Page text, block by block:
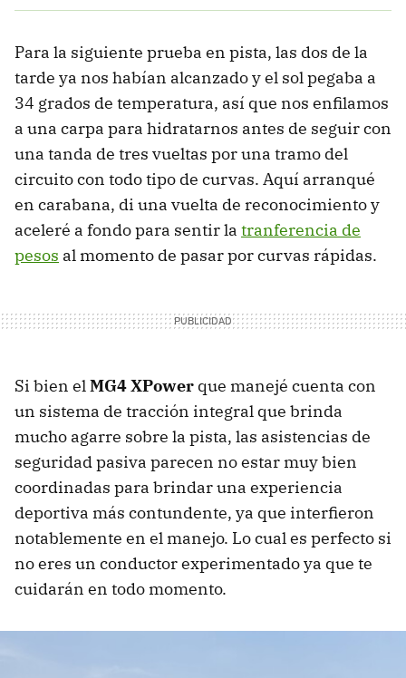
Para la siguiente prueba en pista, las dos de la
tarde ya nos habían alcanzado y el sol pegaba a
34 grados de temperatura, así que nos enfilamos
a una carpa para hidratarnos antes de seguir con
una tanda de tres vueltas por una tramo del
circuito con todo tipo de curvas. Aquí arranqué
en carabana, di una vuelta de reconocimiento y
aceleré a fondo para sentir la tranferencia de
pesos al momento de pasar por curvas rápidas.
Si bien elMG4 XPower que manejé cuenta con
un sistema de tracción integral que brinda
mucho agarre sobre la pista, las asistencias de
seguridad pasiva parecen no estar muy bien
coordinadas para brindar una experiencia
deportiva más contundente, ya que interfieron
notablemente en el manejo. Lo cual es perfecto si
no eres un conductor experimentado ya que te
cuidarán en todo momento.